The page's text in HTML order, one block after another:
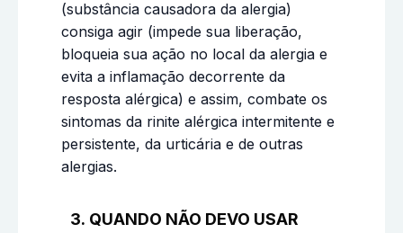
(substância causadora da alergia)
consiga agir (impede sua liberação,
bloqueia sua ação no local da alergia e
evita a inflamação decorrente da
resposta alérgica) e assim, combate os
sintomas da rinite alérgica intermitente e
persistente, da urticária e de outras
alergias.
3. QUANDO NÃO DEVO USAR